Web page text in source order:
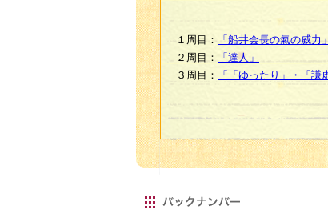
１周目：
「船井会長の氣の威力」
２周目：
「達人」
３周目：
「「ゆったり」・「